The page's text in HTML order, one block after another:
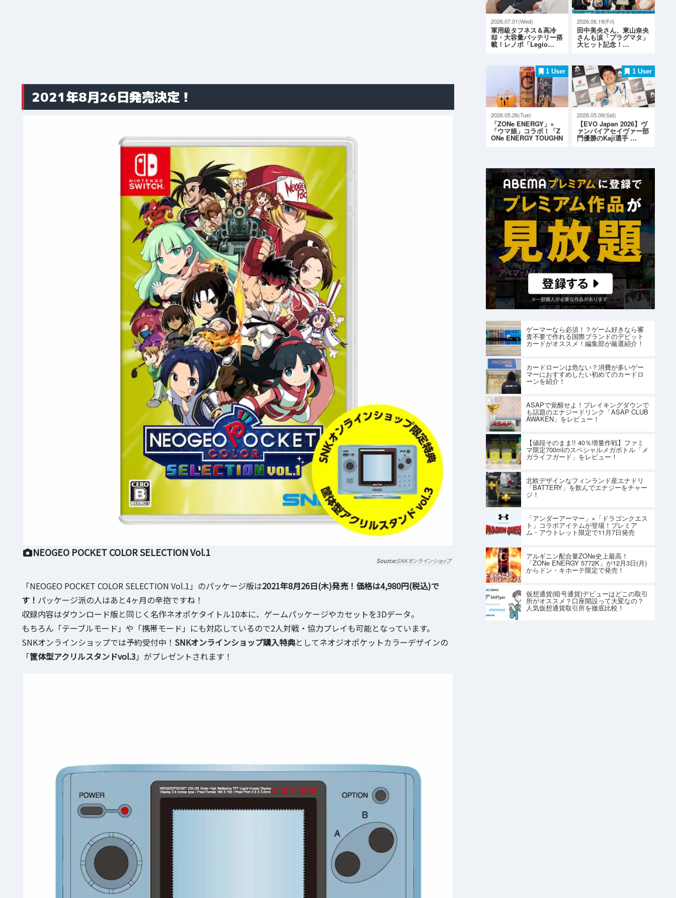
2021年8月26日発売決定！
NEOGEO POCKET COLOR SELECTION Vol.1
SNKオンラインショップ
「NEOGEO POCKET COLOR SELECTION Vol.1」のパッケージ版は2021年8月26日(木)発売！価格は4,980円(税込)で
す！ パッケージ派の人はあと4ヶ月の辛抱ですね！
収録内容はダウンロード版と同じく名作ネオポケタイトル10本に、ゲームパッケージやカセットを3Dデータ。
もちろん「テーブルモード」や「携帯モード」にも対応しているので2人対戦・協力プレイも可能となっています。
SNKオンラインショップでは予約受付中！ SNKオンラインショップ購入特典としてネオジオポケットカラーデザインの
「筐体型アクリルスタンドvol.3 」がプレゼントされます！
2026.07.01(Wed)
軍用級タフネス＆高冷
却・大容量バッテリー搭
載！レノボ「Legio…
2026.06.19(Fri)
田中美央さん、東山奈央
さんも涙「プラグマタ」
大ヒット記念！…
1 User
2026.05.26(Tue)
「ZONe ENERGY」×
「ウマ娘」コラボ！「Z
ONe ENERGY TOUGHN
1 User
2026.05.09(Sat)
【EVO Japan 2026】ヴ
ァンパイアセイヴァー部
門優勝のKaji選手 …
ゲーマーなら必須！？ゲーム好きなら審
査不要で作れる国際ブランドのデビット
カードがオススメ！編集部が厳選紹介！
カードローンは危ない？消費が多いゲー
マーにおすすめしたい初めてのカードロ
ーンを紹介！
ASAPで覚醒せよ！ブレイキングダウンで
も話題のエナジードリンク「ASAP CLUB
AWAKEN」をレビュー！
【値段そのまま!! 40％増量作戦】ファミ
マ限定700mlのスペシャルメガボトル「メ
ガライフガード」をレビュー！
北欧デザインなフィンランド産エナドリ
「BATTERY」を飲んでエナジーをチャー
ジ！
「アンダーアーマー」×「ドラゴンクエス
ト」コラボアイテムが登場！プレミア
ム・アウトレット限定で11月7日発売
アルギニン配合量ZONe史上最高！
「ZONe ENERGY 5772K」が12月3日(月)
からドン・キホーテ限定で発売！
仮想通貨(暗号通貨)デビューはどこの取引
所がオススメ？口座開設って大変なの？
人気仮想通貨取引所を徹底比較！